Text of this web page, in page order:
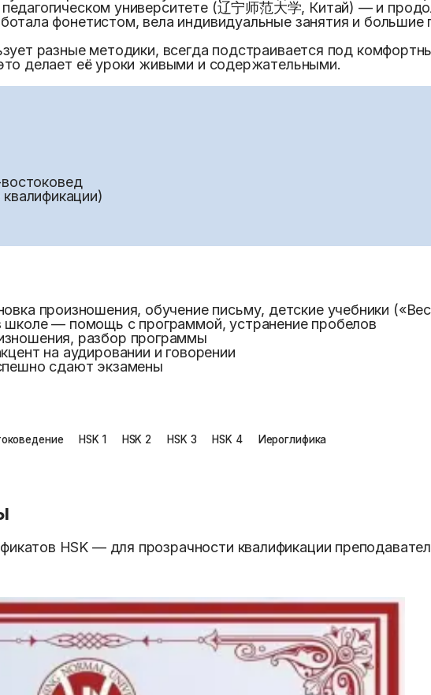
университете (辽宁师范大学, Китай) — и
фонетистом, вела индивидуальные занятия и большие
разные методики, всегда подстраивается под
делает её уроки живыми и содержательными.
произношения, обучение письму, детские учебники
школе — помощь с программой, устранение пробелов
разбор программы
на аудировании и говорении
сдают экзамены
HSK 1 HSK 2 HSK 3 HSK 4 Иероглифика
HSK — для прозрачности квалификации